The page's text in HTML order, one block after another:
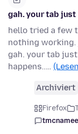
gah. your tab just
hello tried a few
nothing working.
gah. your tab
happens..…
Archiviert
Firefox
tmcnamee